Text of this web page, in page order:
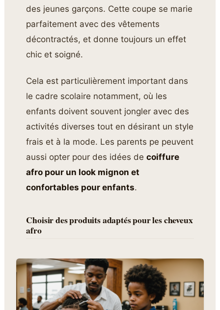
des jeunes garçons. Cette coupe se marie
parfaitement avec des vêtements
décontractés, et donne toujours un effet
chic et soigné.
Cela est particulièrement important dans
le cadre scolaire notamment, où les
enfants doivent souvent jongler avec des
activités diverses tout en désirant un style
frais et à la mode. Les parents pe peuvent
aussi opter pour des idées decoiffure
afro pour un look mignon et
confortables pour enfants.
Choisir des produits adaptés pour les cheveux
afro